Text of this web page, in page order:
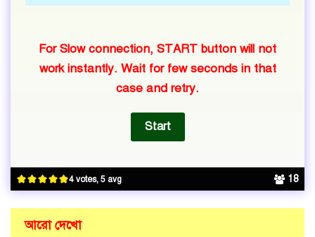
4 votes, 5 avg 18
For Slow connection, START button will not
work instantly. Wait for few seconds in that
case and retry.
আরো দেখো